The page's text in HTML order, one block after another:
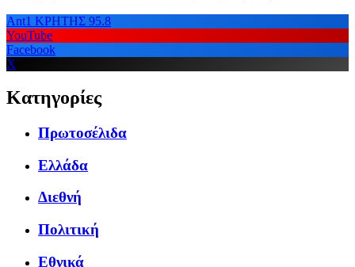
Ant1 ΚΡΗΤΗΣ 95.8
YouTube
Facebook
X
Κατηγορίες
Πρωτοσέλιδα
Ελλάδα
Διεθνή
Πολιτική
Εθνικά